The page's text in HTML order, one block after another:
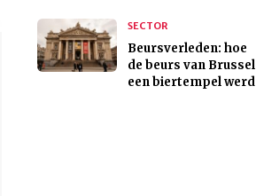
SECTOR
Beursverleden: hoe
de beurs van Brussel
een biertempel werd